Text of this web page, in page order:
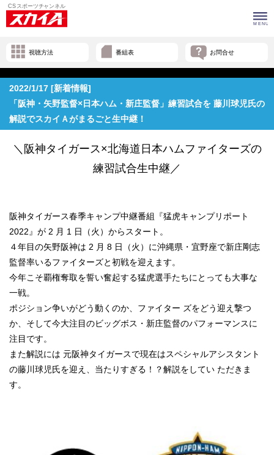
視聴方法 番組表 お問合せ
2022/1/17 [新着情報]
「阪神・矢野監督×日本ハム・新庄監督」練習試合を 藤川球児氏の
解説でスカイＡがまるごと生中継！
＼阪神タイガース×北海道日本ハムファイターズの
練習試合生中継／
阪神タイガース春季キャンプ中継番組『猛虎キャンプリポート
2022』が 2 月 1 日（火）からスタート。
４年目の矢野阪神は 2 月 8 日（火）に沖縄県・宜野座で新庄剛志
監督率いるファイターズと初戦を迎えます。
今年こそ覇権奪取を誓い奮起する猛虎選手たちにとっても大事な
一戦。
ポジション争いがどう動くのか、ファイター ズをどう迎え撃つ
か、そして今大注目のビッグボス・新庄監督のパフォーマンスに
注目です。
また解説には 元阪神タイガースで現在はスペシャルアシスタント
の藤川球児氏を迎え、当たりすぎる！？解説をしてい ただきま
す。